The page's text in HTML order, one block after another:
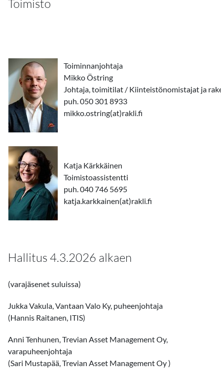
Toimisto
Toiminnanjohtaja
Mikko Östring
Johtaja, toimitilat / Kiinteistönomistajat ja
puh. 050 301 8933
mikko.ostring(at)rakli.fi
Katja Kärkkäinen
Toimistoassistentti
puh. 040 746 5695
katja.karkkainen(at)rakli.fi
Hallitus 4.3.2026 alkaen
(varajäsenet suluissa)
Jukka Vakula, Vantaan Valo Ky, puheenjohtaja
(Hannis Raitanen, ITIS)
Anni Tenhunen, Trevian Asset Management Oy,
varapuheenjohtaja
(Sari Mustapää, Trevian Asset Management Oy )